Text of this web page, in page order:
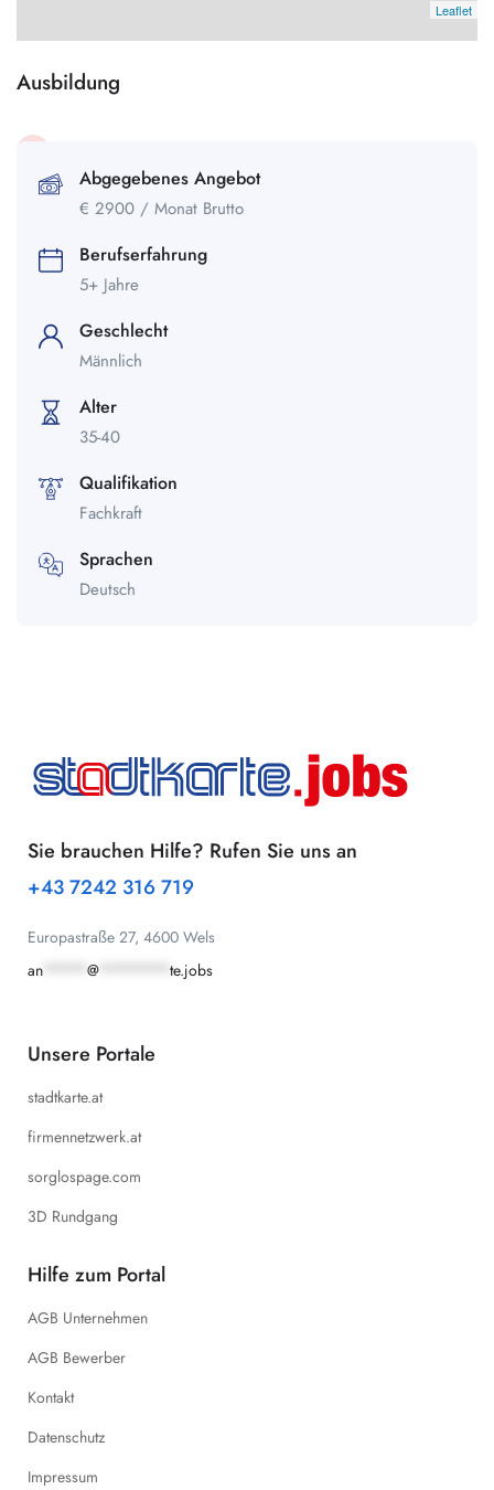
Leaflet
Ausbildung
Abgegebenes Angebot
€ 2900 / Monat Brutto
Berufserfahrung
5+ Jahre
Geschlecht
Männlich
Alter
35-40
Qualifikation
Fachkraft
Sprachen
Deutsch
Sie brauchen Hilfe? Rufen Sie uns an
+43 7242 316 719
Europastraße 27, 4600 Wels
an
@ te.jobs
Unsere Portale
stadtkarte.at
firmennetzwerk.at
sorglospage.com
3D Rundgang
Hilfe zum Portal
AGB Unternehmen
AGB Bewerber
Kontakt
Datenschutz
Impressum